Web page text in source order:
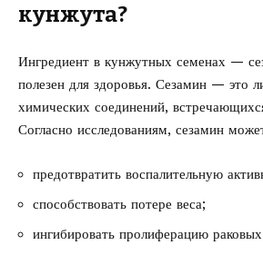
кунжута?
Ингредиент в кунжутных семенах —
полезен для здоровья. Сезамин — это
химических соединений,
Согласно исследованиям, сезамин
предотвратить воспалительную
способствовать потере веса;
ингибировать пролиферацию